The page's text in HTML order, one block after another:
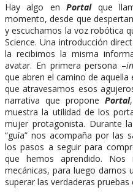
Hay algo enPortal que
momento, desde que
y escuchamos la voz robótica
Science. Una introducción
la recibimos la misma
avatar. En primera persona –
que abren el camino de
que atravesamos esos
narrativa que propone Portal
muestra la utilidad de los
mujer protagonista. Durante
“guía” nos acompaña por las
los pasos a seguir para
que hemos aprendido.
mecánicas, para luego darnos
superar las verdaderas pruebas